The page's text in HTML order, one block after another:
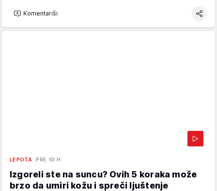
Komentariši
LEPOTA PRE 10 H
Izgoreli ste na suncu? Ovih 5 koraka može
brzo da umiri kožu i spreči ljuštenje